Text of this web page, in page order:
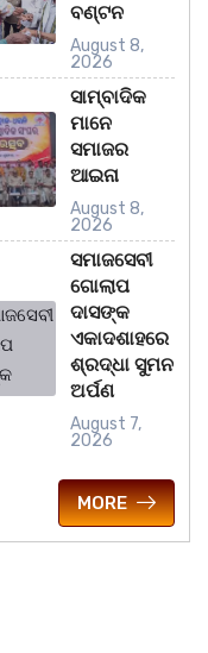
ବଣ୍ଟନ
August 8,
2026
ସାମ୍ବାଦିକ
ମାନେ
ସମାଜର
ଆଇନା
August 8,
2026
ସମାଜସେବୀ
ଗୋଲାପ
ଦାସଙ୍କ
ଏକାଦଶାହରେ
ଶ୍ରଦ୍ଧା ସୁମନ
ଅର୍ପଣ
August 7,
2026
MORE